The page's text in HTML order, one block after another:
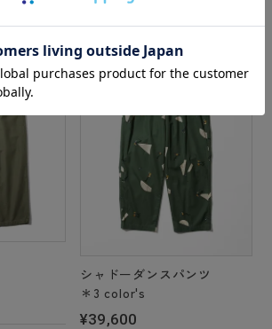
シャドーダンスパンツ
＊3 color's
¥39,600